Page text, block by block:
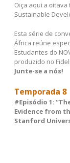
Oiça aqui a oitava
Sustainable
Esta série de
África reúne
Estudantes do
produzido no
Junte-se a nós!
Temporada 8
#Episódio 1:
Evidence from
Stanford